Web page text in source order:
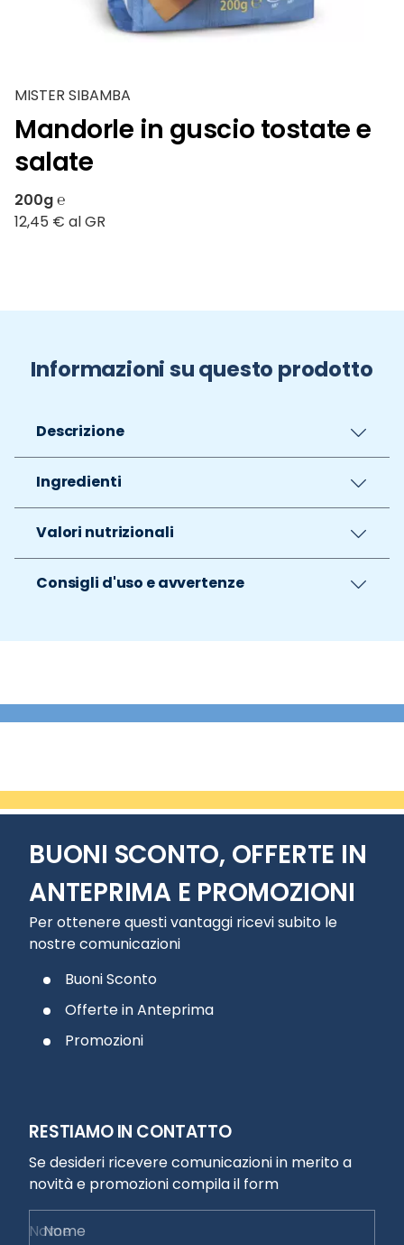
MISTER SIBAMBA
Mandorle in guscio tostate e
salate
200g ℮
12,45 € al GR
Informazioni su questo prodotto
Descrizione
Ingredienti
Valori nutrizionali
Consigli d'uso e avvertenze
BUONI SCONTO, OFFERTE IN
ANTEPRIMA E PROMOZIONI
Per ottenere questi vantaggi ricevi subito le
nostre comunicazioni
Buoni Sconto
Offerte in Anteprima
Promozioni
RESTIAMO IN CONTATTO
Se desideri ricevere comunicazioni in merito a
novità e promozioni compila il form
Nome